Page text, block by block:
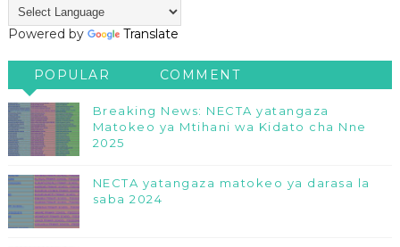
Powered by Translate
POPULAR COMMENT
Breaking News: NECTA yatangaza
Matokeo ya Mtihani wa Kidato cha Nne
2025
NECTA yatangaza matokeo ya darasa la
saba 2024